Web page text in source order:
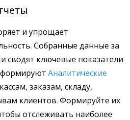
и упрощает
Собранные данные за
сводят ключевые показатели
Аналитические
заказам, складу,
клиентов. Формируйте их
отслеживать наиболее